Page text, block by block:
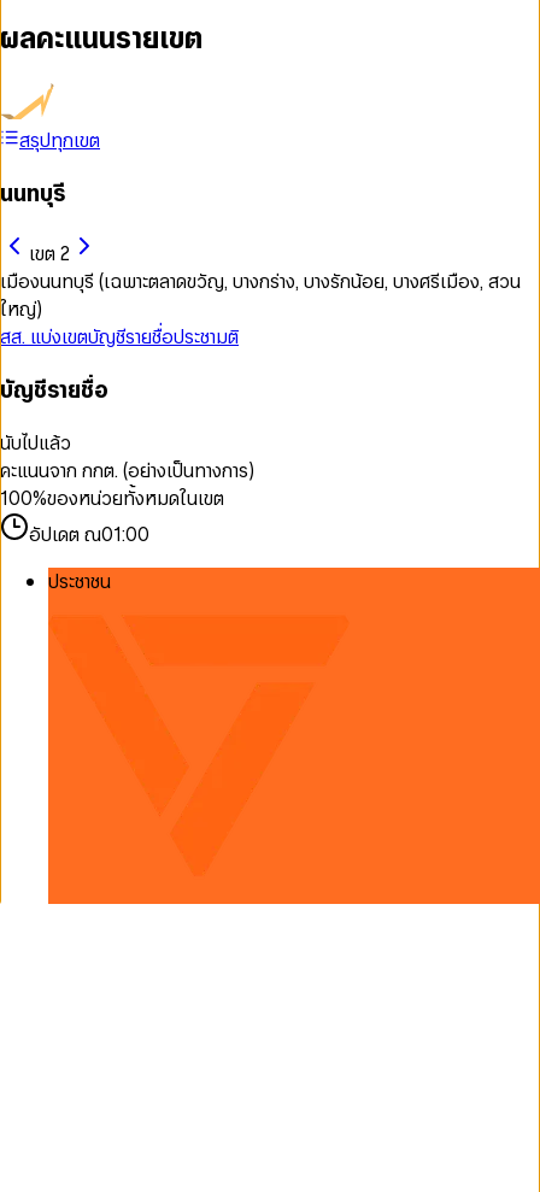
ผลคะแนนรายเขต
สรุปทุกเขต
นนทบุรี
เขต 2
เมืองนนทบุรี (เฉพาะตลาดขวัญ, บางกร่าง, บางรักน้อย, บางศรีเมือง, สวน
ใหญ่)
สส. แบ่งเขตบัญชีรายชื่อประชามติ
บัญชีรายชื่อ
นับไปแล้ว
คะแนนจาก กกต. (อย่างเป็นทางการ)
100%ของหน่วยทั้งหมดในเขต
อัปเดต ณ01:00
ประชาชน